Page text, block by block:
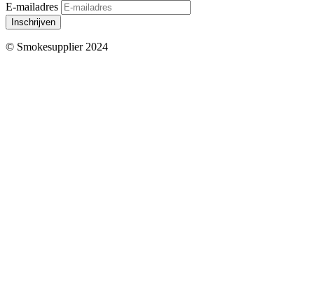
E-mailadres
Inschrijven
© Smokesupplier 2024